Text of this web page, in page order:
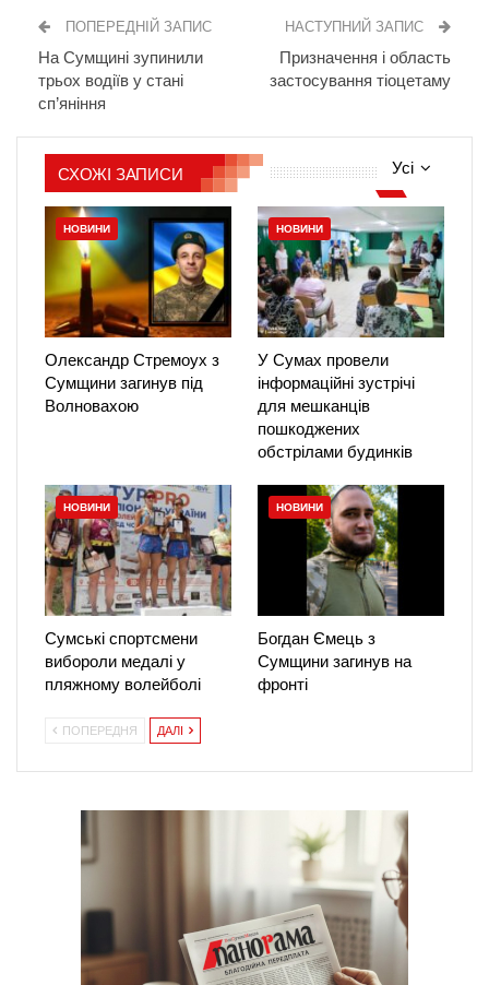
ПОПЕРЕДНІЙ ЗАПИС
На Сумщині зупинили
трьох водіїв у стані
сп’яніння
НАСТУПНИЙ ЗАПИС
Призначення і область
застосування тіоцетаму
Усі
СХОЖІ ЗАПИСИ
НОВИНИ
Олександр Стремоух з
Сумщини загинув під
Волновахою
НОВИНИ
У Сумах провели
інформаційні зустрічі
для мешканців
пошкоджених
обстрілами будинків
НОВИНИ
Сумські спортсмени
вибороли медалі у
пляжному волейболі
НОВИНИ
Богдан Ємець з
Сумщини загинув на
фронті
ПОПЕРЕДНЯ ДАЛІ